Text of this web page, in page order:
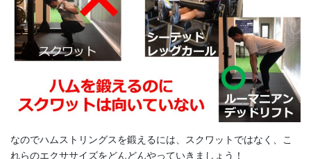
なのでハムストリングスを鍛えるには、スクワットではなく、こ
れらのエクササイズをどんどんやっていきましょう！